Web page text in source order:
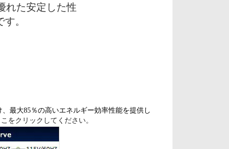
れた安定した性
。
最大85％の高いエネルギー効率性能を提供し
をクリックしてください。